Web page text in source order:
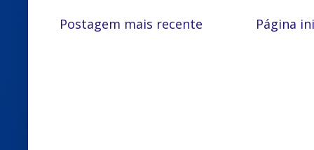
Postagem mais recente Página